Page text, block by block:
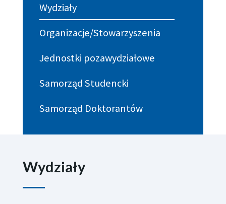
Wydziały
Organizacje/Stowarzyszenia
Jednostki pozawydziałowe
Samorząd Studencki
Samorząd Doktorantów
Wydziały